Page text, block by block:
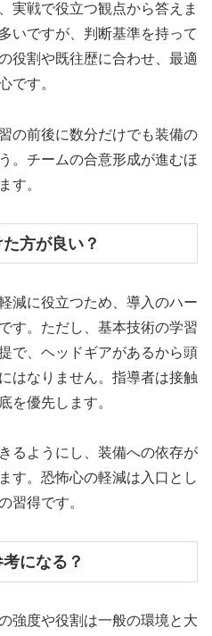
実戦で役立つ観点から答えま
いですが、判断基準を持って
役割や既往歴に合わせ、最適
です。
の前後に数分だけでも装備の
。チームの合意形成が進むほ
す。
方が良い？
減に役立つため、導入のハー
す。ただし、基本技術の学習
で、ヘッドギアがあるから頭
はなりません。指導者は接触
を優先します。
るようにし、装備への依存が
す。恐怖心の軽減は入口とし
習得です。
になる？
強度や役割は一般の環境と大